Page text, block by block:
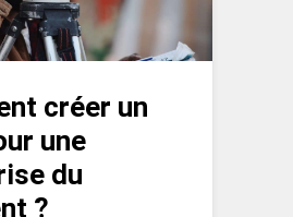
créer un
une
du
?